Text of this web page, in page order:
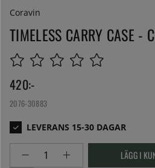
Coravin
TIMELESS CARRY CASE -
420:-
2076-30883
LÄGG I